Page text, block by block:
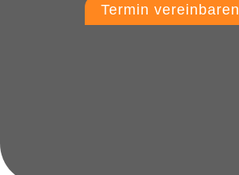
Termin vereinbaren